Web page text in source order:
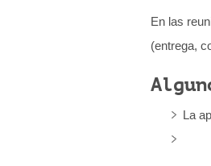
En las
(entrega,
La